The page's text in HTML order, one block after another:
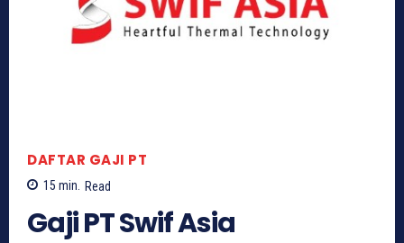
DAFTAR GAJI PT
15 min. Read
Gaji PT Swif Asia